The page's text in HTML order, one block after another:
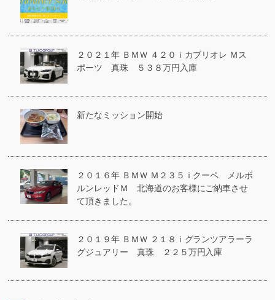
２０２１年 ＢＭＷ ４２０ｉカブリオレ Ｍス
ポーツ 真珠 ５３８万円入庫
新たなミッション開始
２０１６年 ＢＭＷ Ｍ２３５ｉクーペ メルボ
ルンレッドＭ 北海道のお客様にご納車させ
て頂きました。
２０１９年 ＢＭＷ ２１８ｉグランツアラーラ
グジュアリー 真珠 ２２５万円入庫